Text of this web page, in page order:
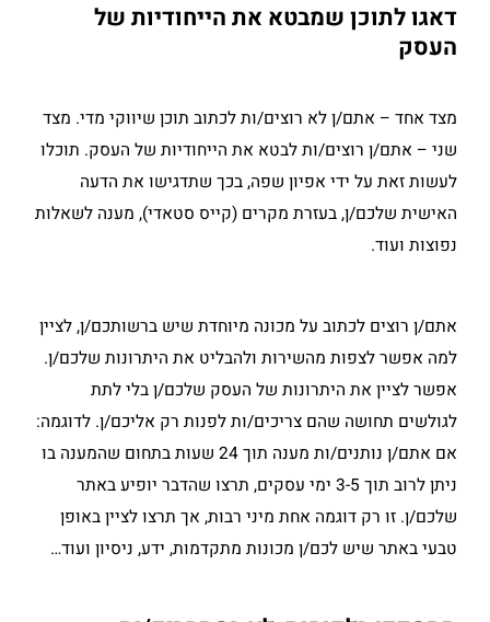
דאגו לתוכן שמבטא את הייחודיות של
העסק
מצד אחד – אתם/ן לא רוצים/ות לכתוב תוכן שיווקי מדי. מצד
שני – אתם/ן רוצים/ות לבטא את הייחודיות של העסק. תוכלו
לעשות זאת על ידי אפיון שפה, בכך שתדגישו את הדעה
האישית שלכם/ן, בעזרת מקרים (קייס סטאדי), מענה לשאלות
נפוצות ועוד.
אתם/ן רוצים לכתוב על מכונה מיוחדת שיש ברשותכם/ן, לציין
למה אפשר לצפות מהשירות ולהבליט את היתרונות שלכם/ן.
אפשר לציין את היתרונות של העסק שלכם/ן בלי לתת
לגולשים תחושה שהם צריכים/ות לפנות רק אליכם/ן. לדוגמה:
אם אתם/ן נותנים/ות מענה תוך 24 שעות בתחום שהמענה בו
ניתן לרוב תוך 3-5 ימי עסקים, תרצו שהדבר יופיע באתר
שלכם/ן. זו רק דוגמה אחת מיני רבות, אך תרצו לציין באופן
טבעי באתר שיש לכם/ן מכונות מתקדמות, ידע, ניסיון ועוד…